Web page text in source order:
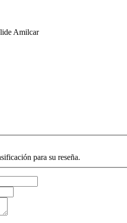
para su reseña.